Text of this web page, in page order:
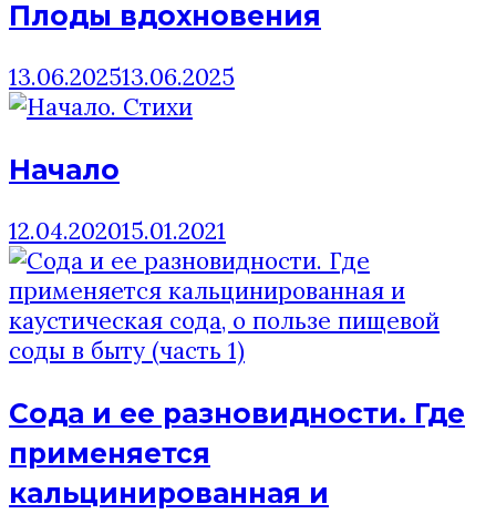
Плоды вдохновения
13.06.202513.06.2025
Начало
12.04.202015.01.2021
Сода и ее разновидности. Где
применяется
кальцинированная и